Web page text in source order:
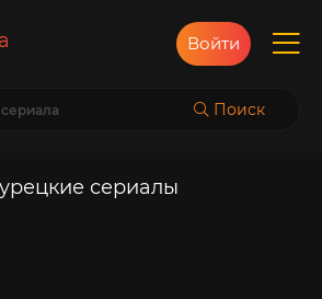
Поиск
Войти
сериалы